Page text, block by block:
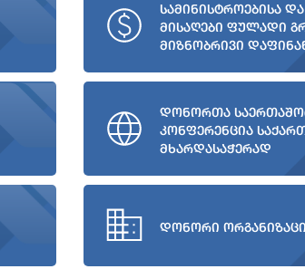
სამინისტროებისა
მისაღები ფულადი
მიზნობრივი
დონორთა
კონფერენცია
მხარდასაჭერად
დონორი